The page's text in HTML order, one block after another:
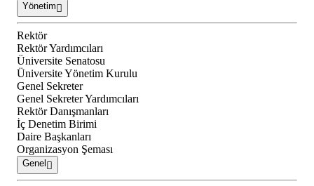
Yönetim
Rektör
Rektör Yardımcıları
Üniversite Senatosu
Üniversite Yönetim Kurulu
Genel Sekreter
Genel Sekreter Yardımcıları
Rektör Danışmanları
İç Denetim Birimi
Daire Başkanları
Organizasyon Şeması
Genel